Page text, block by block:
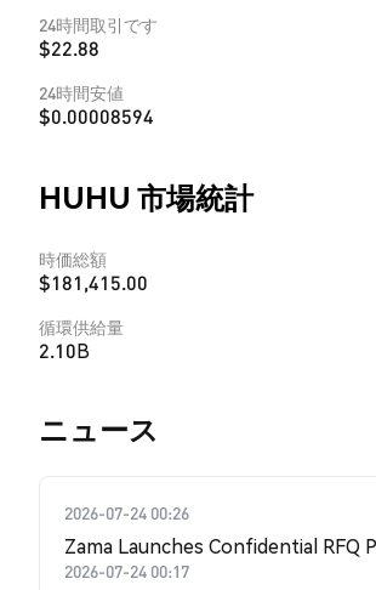
24時間取引です
$22.88
24時間安値
$0.00008594
HUHU 市場統計
時価総額
$181,415.00
循環供給量
2.10B
​​ニュース​​
2026-07-24 00:26
Zama Launches Confidential
2026-07-24 00:17